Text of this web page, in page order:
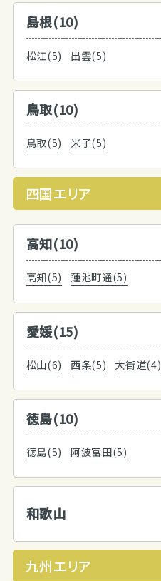
島根(10)
松江(5) 出雲(5)
鳥取(10)
鳥取(5) 米子(5)
四国エリア
高知(10)
高知(5) 蓮池町通(5)
愛媛(15)
松山(6) 西条(5) 大街道(4)
徳島(10)
徳島(5) 阿波富田(5)
和歌山
九州エリア